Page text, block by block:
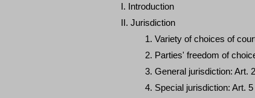
I. Introduction
II. Jurisdiction
1. Variety of choices of
2. Parties' freedom of
3. General jurisdiction: Art. 2
4. Special jurisdiction: Art.